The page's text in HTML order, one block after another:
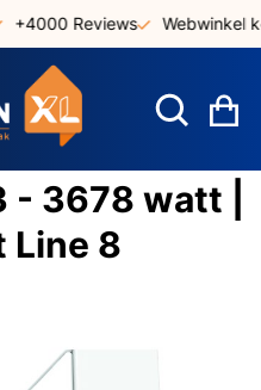
+4000 Reviews Webwinkel
3678 watt |
Line 8